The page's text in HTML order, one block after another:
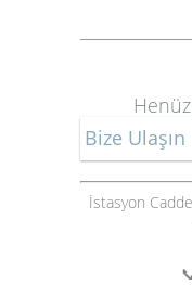
Bize Ulaşın
İstasyon